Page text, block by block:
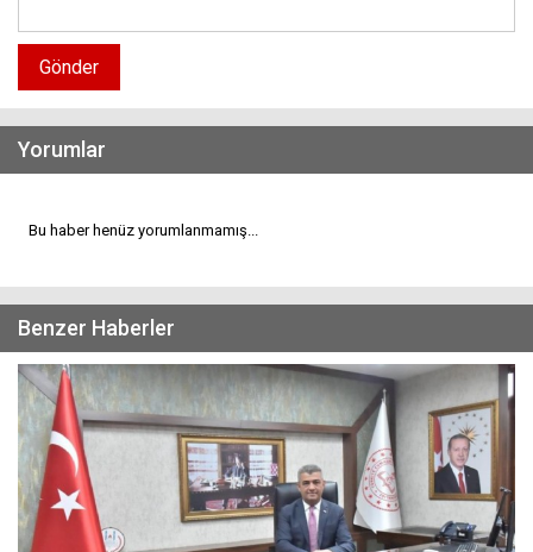
Gönder
Yorumlar
Bu haber henüz yorumlanmamış...
Benzer Haberler